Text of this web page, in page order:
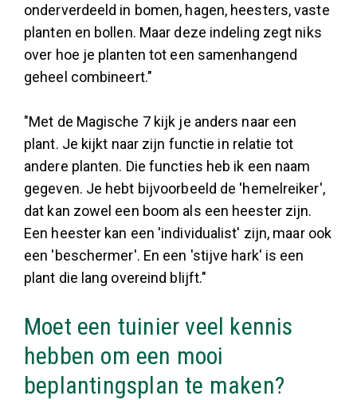
onderverdeeld in bomen, hagen, heesters, vaste
planten en bollen. Maar deze indeling zegt niks
over hoe je planten tot een samenhangend
geheel combineert."
"Met de Magische 7 kijk je anders naar een
plant. Je kijkt naar zijn functie in relatie tot
andere planten. Die functies heb ik een naam
gegeven. Je hebt bijvoorbeeld de 'hemelreiker',
dat kan zowel een boom als een heester zijn.
Een heester kan een 'individualist' zijn, maar ook
een 'beschermer'. En een 'stijve hark' is een
plant die lang overeind blijft."
Moet een tuinier veel kennis
hebben om een mooi
beplantingsplan te maken?